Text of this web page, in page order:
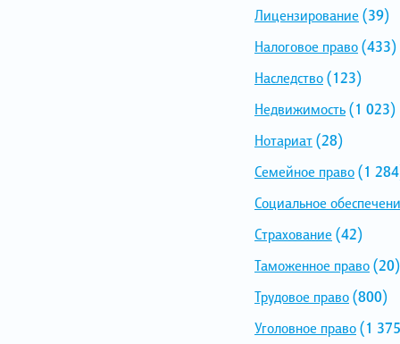
Лицензирование (39)
Налоговое право(433)
Наследство(123)
Недвижимость(1 023)
Нотариат(28)
Семейное право(1
Социальное
Страхование (42)
Таможенное право(20)
Трудовое право(800)
Уголовное право(1